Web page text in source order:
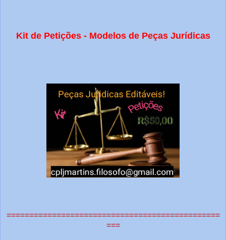
Kit de Petições - Modelos de Peças Jurídicas
===============================================
===